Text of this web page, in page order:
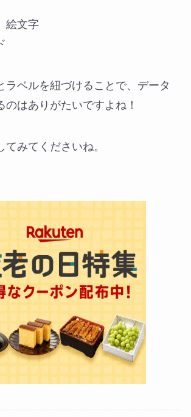
絵文字
ラベルを紐づけることで、データ
のはありがたいですよね！
みてくださいね。